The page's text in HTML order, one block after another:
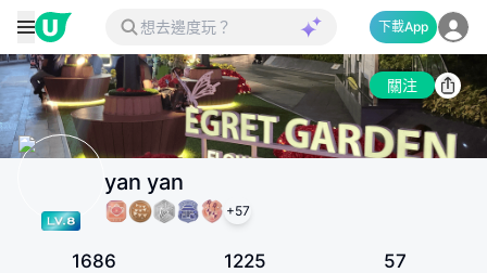
下載App
關注
yan yan
+57
1686 1225 57